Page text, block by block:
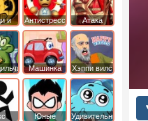
и
Антистресс
Атака
Титанов
Машинка
Вилли
Хэппи вилс
Юные
Удивительный